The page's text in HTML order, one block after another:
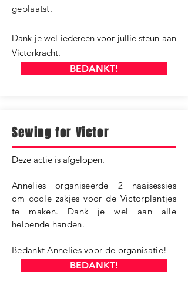
geplaatst.
Dank je wel iedereen voor jullie steun aan
Victorkracht.
BEDANKT!
Sewing for Victor
​Deze actie is afgelopen.
Annelies organiseerde 2 naaisessies
om coole zakjes voor de Victorplantjes
te maken. Dank je wel aan alle
helpende handen.
Bedankt Annelies voor de organisatie!
BEDANKT!